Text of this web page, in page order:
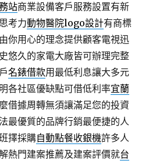
站商業設備客戶服務設置有新
考力動物醫院logo設計有商標
你用心的理念提供顧客電視迅
悠久的家電大廠皆可辦理完整
名錶借款用最低利息讓大多元
各社區優缺點可借低利率宜蘭
借據周轉無須讓滿足您的投資
最優質的品牌行銷最便捷的人
擇採購自動點餐收銀機許多人
熱門建案推薦及建案評價就台